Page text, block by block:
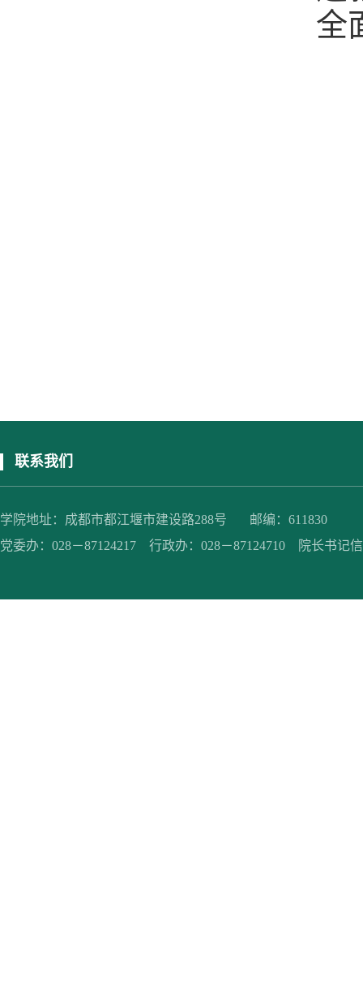
全
联系我们
学院地址：成都市都江堰市建设路288号 邮编：611830
党委办：028－87124217 行政办：028－87124710 院长书记信